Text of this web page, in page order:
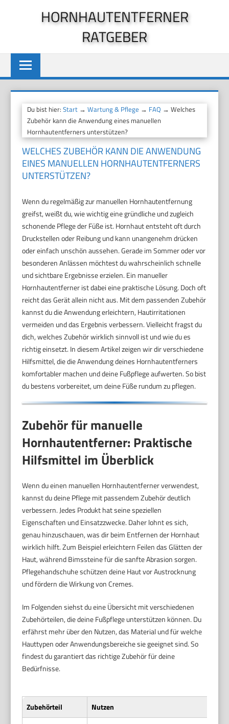
HORNHAUTENTFERNER
RATGEBER
Du bist hier:Start →Wartung & Pflege → FAQ → Welches
Zubehör kann die Anwendung eines manuellen
Hornhautentferners unterstützen?
WELCHES ZUBEHÖR KANN DIE ANWENDUNG
EINES MANUELLEN HORNHAUTENTFERNERS
UNTERSTÜTZEN?
Wenn du regelmäßig zur manuellen Hornhautentfernung
greifst, weißt du, wie wichtig eine gründliche und zugleich
schonende Pflege der Füße ist. Hornhaut entsteht oft durch
Druckstellen oder Reibung und kann unangenehm drücken
oder einfach unschön aussehen. Gerade im Sommer oder vor
besonderen Anlässen möchtest du wahrscheinlich schnelle
und sichtbare Ergebnisse erzielen. Ein manueller
Hornhautentferner ist dabei eine praktische Lösung. Doch oft
reicht das Gerät allein nicht aus. Mit dem passenden Zubehör
kannst du die Anwendung erleichtern, Hautirritationen
vermeiden und das Ergebnis verbessern. Vielleicht fragst du
dich, welches Zubehör wirklich sinnvoll ist und wie du es
richtig einsetzt. In diesem Artikel zeigen wir dir verschiedene
Hilfsmittel, die die Anwendung deines Hornhautentferners
komfortabler machen und deine Fußpflege aufwerten. So bist
du bestens vorbereitet, um deine Füße rundum zu pflegen.
Zubehör für manuelle
Hornhautentferner: Praktische
Hilfsmittel im Überblick
Wenn du einen manuellen Hornhautentferner verwendest,
kannst du deine Pflege mit passendem Zubehör deutlich
verbessern. Jedes Produkt hat seine speziellen
Eigenschaften und Einsatzzwecke. Daher lohnt es sich,
genau hinzuschauen, was dir beim Entfernen der Hornhaut
wirklich hilft. Zum Beispiel erleichtern Feilen das Glätten der
Haut, während Bimssteine für die sanfte Abrasion sorgen.
Pflegehandschuhe schützen deine Haut vor Austrocknung
und fördern die Wirkung von Cremes.
Im Folgenden siehst du eine Übersicht mit verschiedenen
Zubehörteilen, die deine Fußpflege unterstützen können. Du
erfährst mehr über den Nutzen, das Material und für welche
Hauttypen oder Anwendungsbereiche sie geeignet sind. So
findest du garantiert das richtige Zubehör für deine
Bedürfnisse.
Zubehörteil
Nutzen